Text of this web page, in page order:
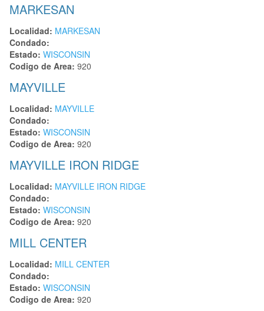
MARKESAN
Localidad: MARKESAN
Condado:
Estado: WISCONSIN
Codigo de Area: 920
MAYVILLE
Localidad: MAYVILLE
Condado:
Estado: WISCONSIN
Codigo de Area: 920
MAYVILLE IRON RIDGE
Localidad: MAYVILLE IRON RIDGE
Condado:
Estado: WISCONSIN
Codigo de Area: 920
MILL CENTER
Localidad: MILL CENTER
Condado:
Estado: WISCONSIN
Codigo de Area: 920